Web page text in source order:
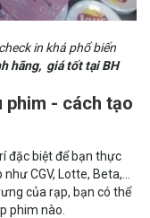
in khá phổ biến
hãng, giá tốt tại BH
phim - cách tạo
đặc biệt để bạn thực
CGV, Lotte, Beta,...
của rạp, bạn có thể
phim nào.